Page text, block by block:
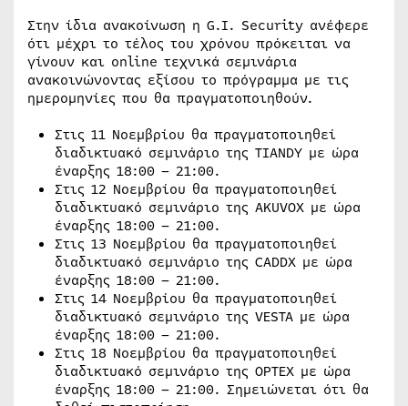
Στην ίδια ανακοίνωση η G.I. Security ανέφερε
ότι μέχρι το τέλος του χρόνου πρόκειται να
γίνουν και online τεχνικά σεμινάρια
ανακοινώνοντας εξίσου το πρόγραμμα με τις
ημερομηνίες που θα πραγματοποιηθούν.
Στις 11 Νοεμβρίου θα πραγματοποιηθεί
διαδικτυακό σεμινάριο της TIANDY με ώρα
έναρξης 18:00 – 21:00.
Στις 12 Νοεμβρίου θα πραγματοποιηθεί
διαδικτυακό σεμινάριο της AKUVOX με ώρα
έναρξης 18:00 – 21:00.
Στις 13 Νοεμβρίου θα πραγματοποιηθεί
διαδικτυακό σεμινάριο της CADDX με ώρα
έναρξης 18:00 – 21:00.
Στις 14 Νοεμβρίου θα πραγματοποιηθεί
διαδικτυακό σεμινάριο της VESTA με ώρα
έναρξης 18:00 – 21:00.
Στις 18 Νοεμβρίου θα πραγματοποιηθεί
διαδικτυακό σεμινάριο της OPTEX με ώρα
έναρξης 18:00 – 21:00. Σημειώνεται ότι θα